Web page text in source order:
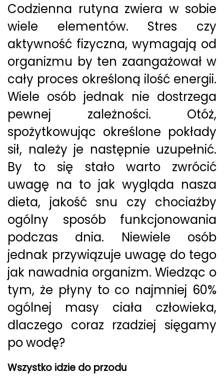
Codzienna rutyna zwiera w sobie
wiele elementów. Stres czy
aktywność fizyczna, wymagają od
organizmu by ten zaangażował w
cały proces określoną ilość energii.
Wiele osób jednak nie dostrzega
pewnej zależności. Otóż,
spożytkowując określone pokłady
sił, należy je następnie uzupełnić.
By to się stało warto zwrócić
uwagę na to jak wygląda nasza
dieta, jakość snu czy chociażby
ogólny sposób funkcjonowania
podczas dnia. Niewiele osób
jednak przywiązuje uwagę do tego
jak nawadnia organizm. Wiedząc o
tym, że płyny to co najmniej 60%
ogólnej masy ciała człowieka,
dlaczego coraz rzadziej sięgamy
po wodę?
Wszystko idzie do przodu